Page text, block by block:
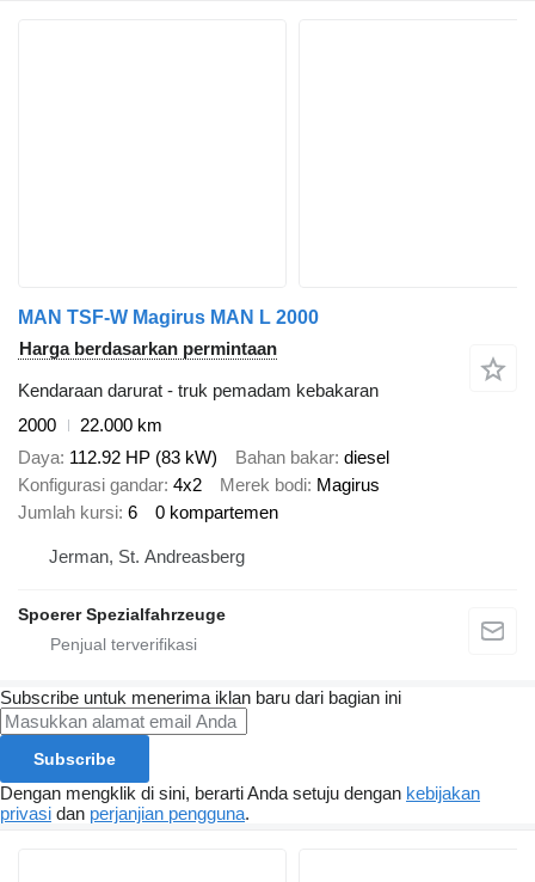
MAN TSF-W Magirus MAN L 2000
Harga berdasarkan permintaan
Kendaraan darurat - truk pemadam kebakaran
2000
22.000 km
Daya 112.92 HP (83 kW) Bahan bakar diesel
Konfigurasi gandar 4x2 Merek bodi Magirus
Jumlah kursi 6 0 kompartemen
Jerman, St. Andreasberg
Spoerer Spezialfahrzeuge
Subscribe untuk menerima iklan baru dari bagian ini
Subscribe
Dengan mengklik di sini, berarti Anda setuju dengan kebijakan
privasi dan perjanjian pengguna.